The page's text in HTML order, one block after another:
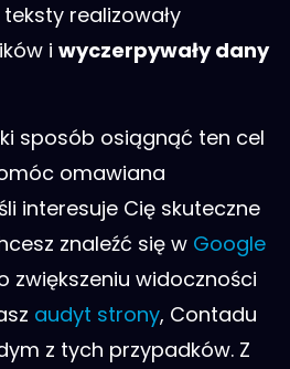
realizowały
i wyczerpywały dany
sposób osiągnąć ten cel
omawiana
interesuje Cię skuteczne
znaleźć się w Google
zwiększeniu widoczności
audyt strony, Contadu
z tych przypadków. Z